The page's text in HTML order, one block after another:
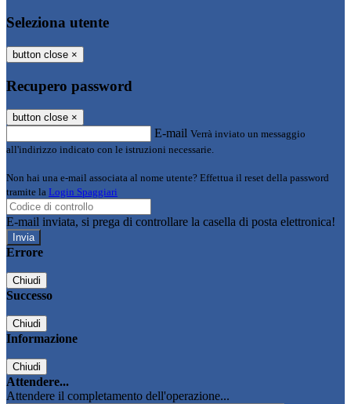
Seleziona utente
button close ×
Recupero password
button close ×
E-mail Verrà inviato un messaggio
all'indirizzo indicato con le istruzioni necessarie.
Non hai una e-mail associata al nome utente? Effettua il reset della password
tramite la Login Spaggiari
E-mail inviata, si prega di controllare la casella di posta elettronica!
Errore
Chiudi
Successo
Chiudi
Informazione
Chiudi
Attendere...
Attendere il completamento dell'operazione...